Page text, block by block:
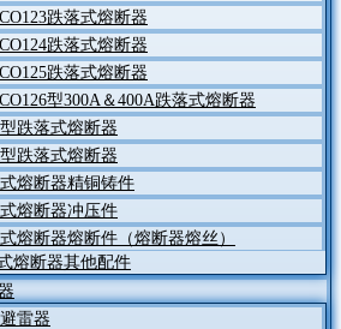
跌落式熔断器
跌落式熔断器
跌落式熔断器
型300A＆400A跌落式熔断器
跌落式熔断器
跌落式熔断器
熔断器精铜铸件
熔断器冲压件
熔断器熔断件（熔断器熔丝）
熔断器其他配件
雷器